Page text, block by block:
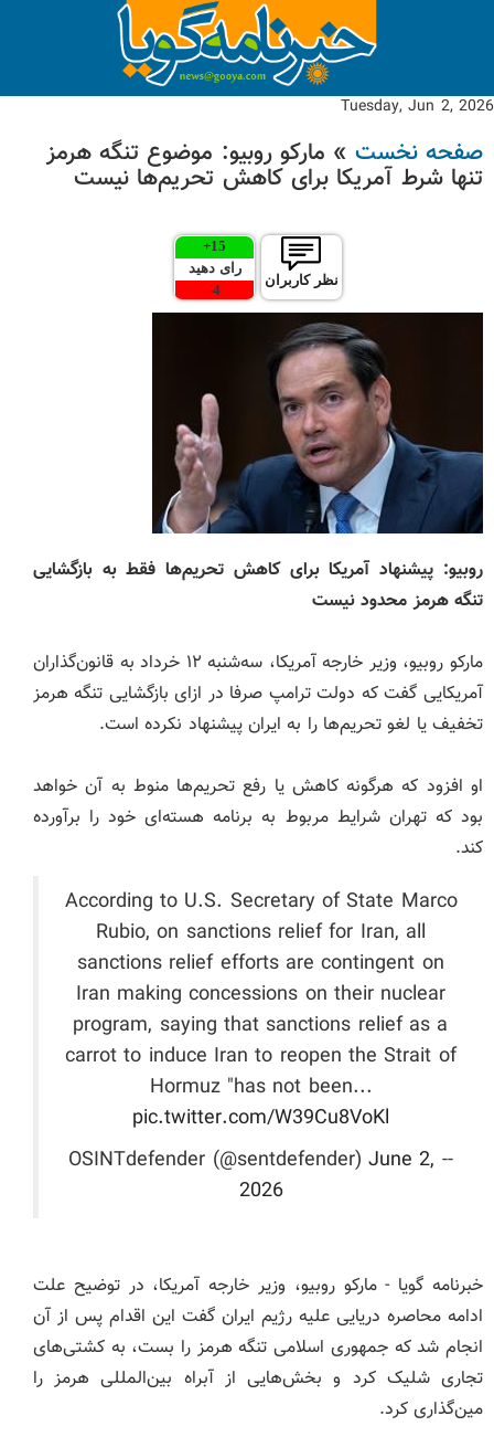
Tuesday, Jun 2, 2026
صفحه نخست » مارکو روبیو: موضوع تنگه هرمز
تنها شرط آمریکا برای کاهش تحریم‌ها نیست
نظر کاربران
15
+
رای دهید
4
-
روبیو: پیشنهاد آمریکا برای کاهش تحریم‌ها فقط به بازگشایی
تنگه هرمز محدود نیست
مارکو روبیو، وزیر خارجه آمریکا، سه‌شنبه ۱۲ خرداد به قانون‌گذاران
آمریکایی گفت که دولت ترامپ صرفا در ازای بازگشایی تنگه هرمز
تخفیف یا لغو تحریم‌ها را به ایران پیشنهاد نکرده است.
او افزود که هرگونه کاهش یا رفع تحریم‌ها منوط به آن خواهد
بود که تهران شرایط مربوط به برنامه هسته‌ای خود را برآورده
کند.
According to U.S. Secretary of State Marco
Rubio, on sanctions relief for Iran, all
sanctions relief efforts are contingent on
Iran making concessions on their nuclear
program, saying that sanctions relief as a
carrot to induce Iran to reopen the Strait of
Hormuz "has not been...
pic.twitter.com/W39Cu8VoKl
-- OSINTdefender (@sentdefender)
June 2,
2026
خبرنامه گویا - مارکو روبیو، وزیر خارجه آمریکا، در توضیح علت
ادامه محاصره دریایی علیه رژیم ایران گفت این اقدام پس از آن
انجام شد که جمهوری اسلامی تنگه هرمز را بست، به کشتی‌های
تجاری شلیک کرد و بخش‌هایی از آبراه بین‌المللی هرمز را
مین‌گذاری کرد.